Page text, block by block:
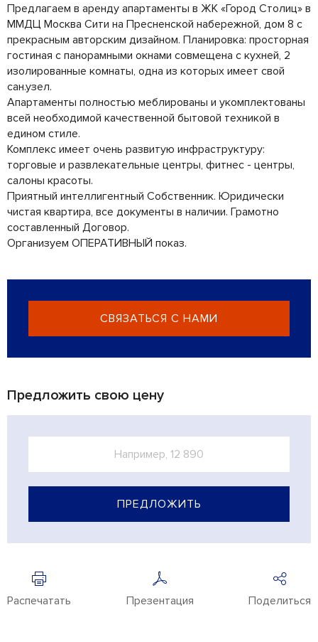
Предлагаем в аренду апартаменты в ЖК «Город Столиц» в
ММДЦ Москва Сити на Пресненской набережной, дом 8 с
прекрасным авторским дизайном. Планировка: просторная
гостиная с панорамными окнами совмещена с кухней, 2
изолированные комнаты, одна из которых имеет свой
сан.узел.
Апартаменты полностью меблированы и укомплектованы
всей необходимой качественной бытовой техникой в
едином стиле.
Комплекс имеет очень развитую инфраструктуру:
торговые и развлекательные центры, фитнес - центры,
салоны красоты.
Приятный интеллигентный Собственник. Юридически
чистая квартира, все документы в наличии. Грамотно
составленный Договор.
Организуем ОПЕРАТИВНЫЙ показ.
СВЯЗАТЬСЯ С НАМИ
Предложить свою цену
ПРЕДЛОЖИТЬ
Распечатать Презентация Поделиться